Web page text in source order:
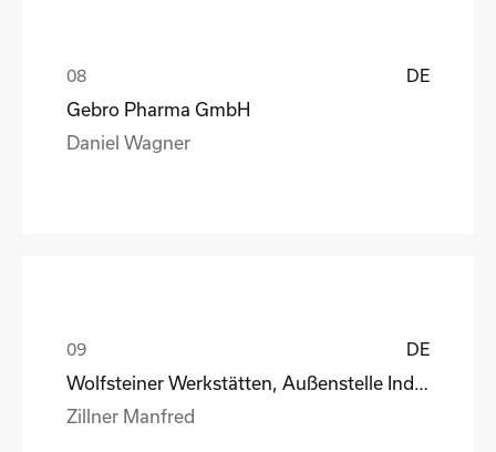
DE
Gebro Pharma GmbH
Daniel Wagner
DE
Zillner Manfred